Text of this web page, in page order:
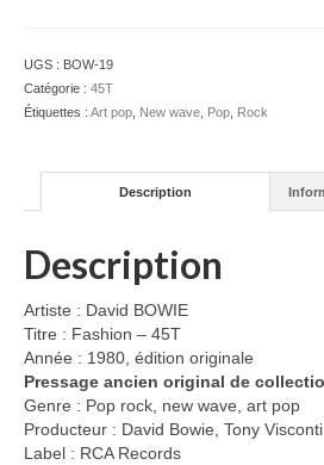
-
45T
UGS : BOW-19
Catégorie : 45T
Étiquettes : Art pop New wave Pop Rock
Description
Description
Artiste : David BOWIE
Titre : Fashion – 45T
Année : 1980, édition originale
Pressage ancien original de
Genre : Pop rock, new wave, art pop
Producteur : David Bowie, Tony Visconti
Label : RCA Records